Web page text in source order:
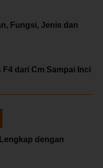
Fungsi, Jenis dan
dari Cm Sampai Inci
dengan